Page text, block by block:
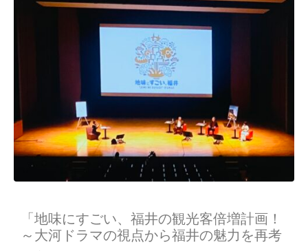
「地味にすごい、福井の観光客倍増計画！
～大河ドラマの視点から福井の魅力を再考